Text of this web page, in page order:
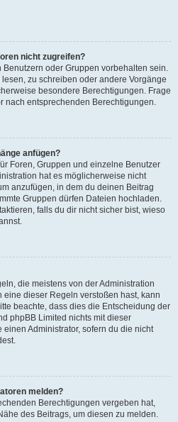
nicht zugreifen?
Benutzern oder Gruppen vorbehalten sein.
zu schreiben oder andere Vorgänge
besondere Berechtigungen. Frage
nach entsprechenden Berechtigungen.
anfügen?
Foren, Gruppen und einzelne Benutzer
hat es möglicherweise nicht
anzufügen, in dem du deinen Beitrag
Gruppen dürfen Dateien hochladen.
falls du dir nicht sicher bist, wieso
die meistens von der Administration
dieser Regeln verstoßen hast, kann
beachte, dass dies die Entscheidung der
phpBB Limited nichts mit dieser
Administrator, sofern du die nicht
melden?
Berechtigungen vergeben hat,
des Beitrags, um diesen zu melden.